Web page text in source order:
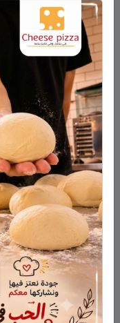
شغلة نحب
ولازم نحنا
نتوقع
مهتمه:
14/03/2014 الساعة 00:59
عنجد معك
بحالو
بس بدي
سببلي
على حالي
ساعدني كثير
معجبه: